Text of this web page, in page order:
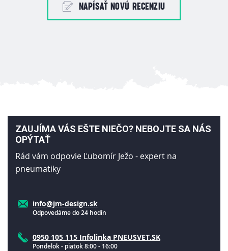
NAPÍSAŤ NOVÚ RECENZIU
ZAUJÍMA VÁS EŠTE NIEČO? NEBOJTE SA NÁS
OPÝTAŤ
Rád vám odpovie Ľubomír Ježo - expert na
pneumatiky
info@jm-design.sk
Odpovedáme do 24 hodín
0950 105 115 Infolinka PNEUSVET.SK
Pondelok - piatok 8:00 - 16:00